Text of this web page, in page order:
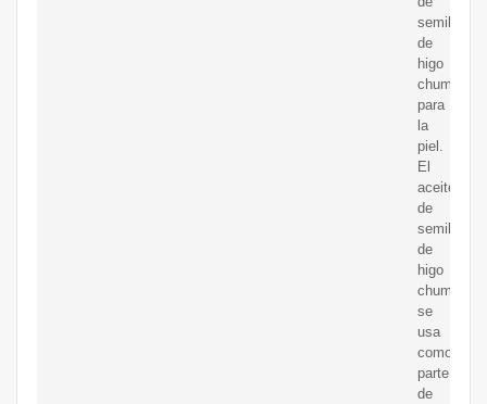
semilla
de
higo
chumbo
para
la
piel.
El
aceite
de
semilla
de
higo
chumbo
se
usa
como
parte
de